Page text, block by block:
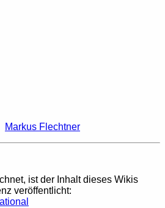
Markus Flechtner
ist der Inhalt dieses Wikis
veröffentlicht: